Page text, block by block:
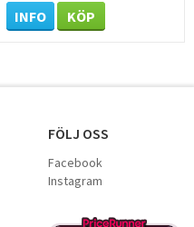
INFO KÖP
FÖLJ OSS
Facebook
Instagram